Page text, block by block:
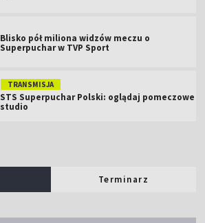
Blisko pół miliona widzów meczu o
Superpuchar w TVP Sport
TRANSMISJA
STS Superpuchar Polski: oglądaj pomeczowe
studio
Terminarz